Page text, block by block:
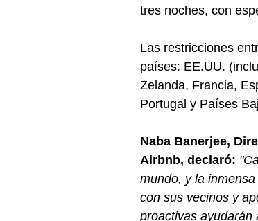
tres noches, con
Las restricciones
países: EE.UU.
Zelanda, Francia,
Portugal y Países
Naba Banerjee,
Airbnb, declaró:
mundo, y la
con sus vecinos y
proactivas ayudarán